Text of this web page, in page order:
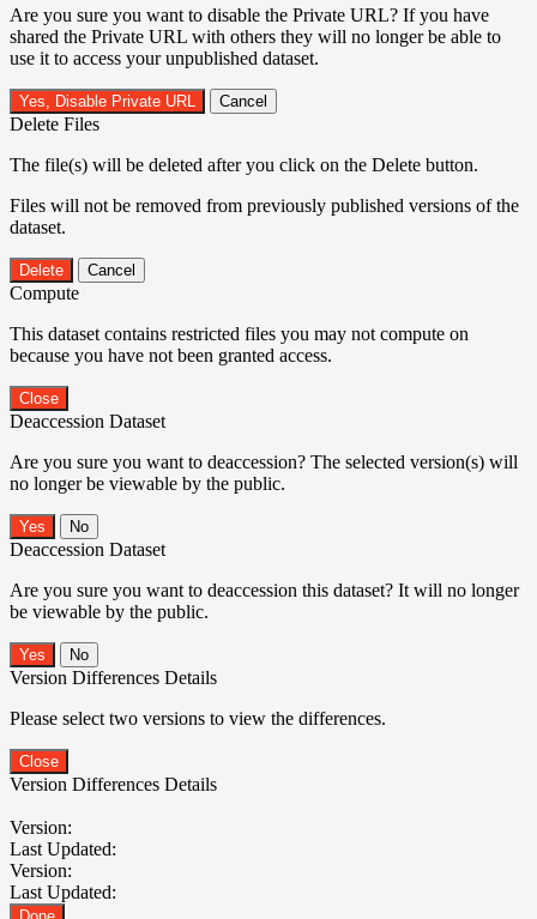
Are you sure you want to disable the Private URL? If you have
shared the Private URL with others they will no longer be able to
use it to access your unpublished dataset.
Yes, Disable Private URL Cancel
Delete Files
The file(s) will be deleted after you click on the Delete button.
Files will not be removed from previously published versions of the
dataset.
Delete Cancel
Compute
This dataset contains restricted files you may not compute on
because you have not been granted access.
Close
Deaccession Dataset
Are you sure you want to deaccession? The selected version(s) will
no longer be viewable by the public.
No
Deaccession Dataset
Are you sure you want to deaccession this dataset? It will no longer
be viewable by the public.
No
Version Differences Details
Please select two versions to view the differences.
Close
Version Differences Details
Version:
Last Updated:
Version:
Last Updated: